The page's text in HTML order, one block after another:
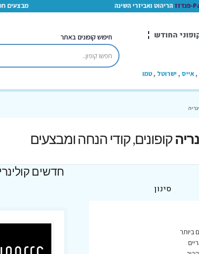
הריהוט ואביזרי השינה מבצעים
החודש
,אייס , ישרוטל ,טמו
חיפוש קופונים באתר
קופונים, קודי הנחה ומבצעים
חדשים
סינון
ביותר